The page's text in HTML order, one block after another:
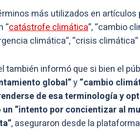
más utilizados en
“catástrofe climática”, “cambio
climática”, “crisis
también informó que si bien el
global”y“cambio
de esa terminología y
un “intento por concientizar al
, aseguraron desde la